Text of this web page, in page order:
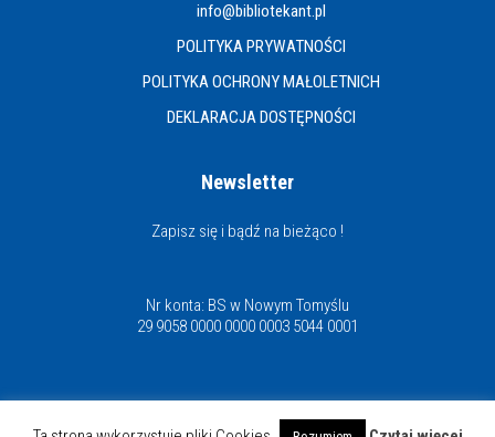
info@bibliotekant.pl
POLITYKA PRYWATNOŚCI
POLITYKA OCHRONY MAŁOLETNICH
DEKLARACJA DOSTĘPNOŚCI
Newsletter
Zapisz się i bądź na bieżąco !
Nr konta: BS w Nowym Tomyślu
29 9058 0000 0000 0003 5044 0001
Miejska i Powiatowa Biblioteka Publiczna